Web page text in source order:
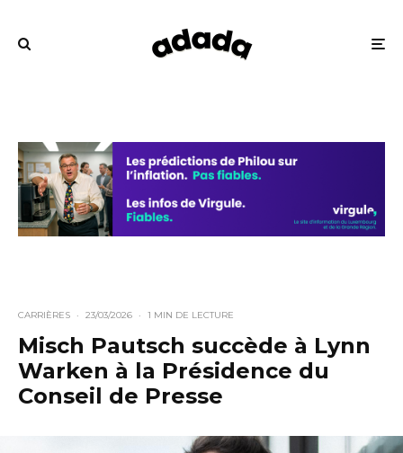
CARRIÈRES · 23/03/2026 · 1 MIN DE LECTURE
Misch Pautsch succède à Lynn
Warken à la Présidence du
Conseil de Presse